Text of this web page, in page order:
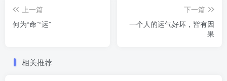
上一篇
何为“命”“运”
下一篇
一个人的运气好坏，皆有因
果
相关推荐